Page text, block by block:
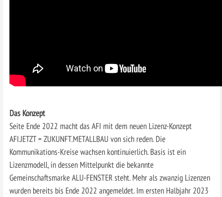
Das Konzept
Seite Ende 2022 macht das AFI mit dem neuen Lizenz-Konzept
AFI.JETZT = ZUKUNFT.METALLBAU von sich reden. Die
Kommunikations-Kreise wachsen kontinuierlich. Basis ist ein
Lizenzmodell, in dessen Mittelpunkt die bekannte
Gemeinschaftsmarke ALU-FENSTER steht. Mehr als zwanzig Lizenzen
wurden bereits bis Ende 2022 angemeldet. Im ersten Halbjahr 2023